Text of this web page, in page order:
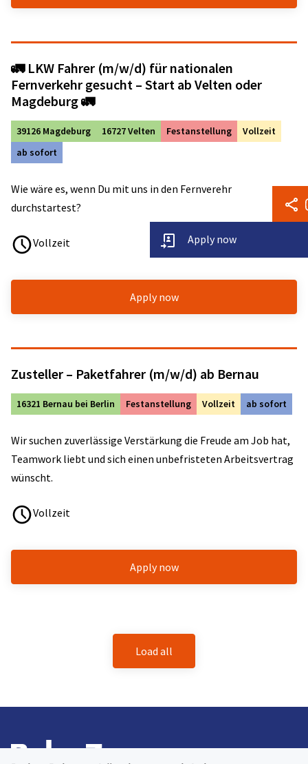
Apply now
🚛 LKW Fahrer (m/w/d) für nationalen
Fernverkehr gesucht – Start ab Velten oder
Magdeburg 🚛
39126 Magdeburg 16727 Velten Festanstellung
Vollzeit
ab sofort
Wie wäre es, wenn Du mit uns in den Fernverehr
durchstartest?
Vollzeit
Apply now
Zusteller – Paketfahrer (m/w/d) ab Bernau
16321 Bernau bei Berlin Festanstellung Vollzeit ab sofort
Wir suchen zuverlässige Verstärkung die Freude am Job hat,
Teamwork liebt und sich einen unbefristeten Arbeitsvertrag
wünscht.
Vollzeit
Apply now
Load all